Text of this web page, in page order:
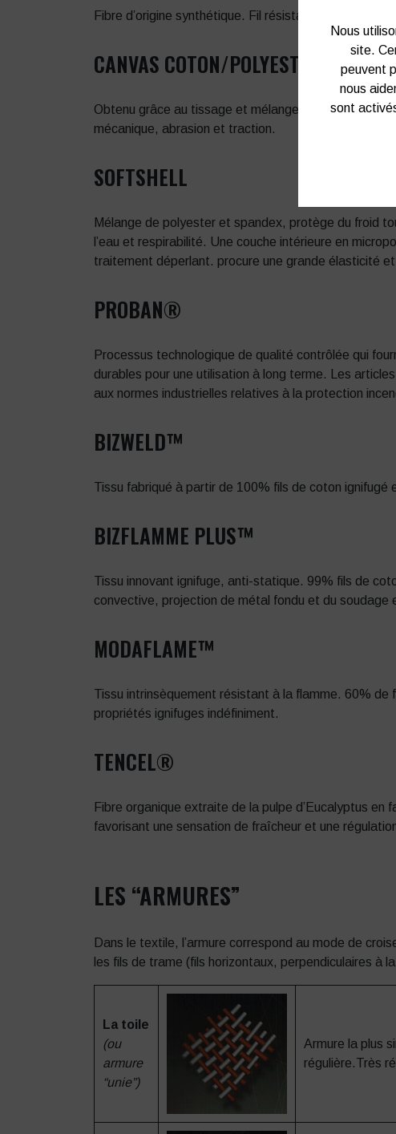
Fibre d’origine synthétique. Fil résistant, souple,
CANVAS COTON/POLYESTER
Obtenu grâce au tissage et mélange de coton et
mécanique, abrasion et traction.
SOFTSHELL
Mélange de polyester et spandex, protège du froid
l’eau et respirabilité. Une couche intérieure en
traitement déperlant. procure une grande élasticité
PROBAN®
Processus technologique de qualité contrôlée qui
durables pour une utilisation à long terme. Les
aux normes industrielles relatives à la protection
BIZWELD™
Tissu fabriqué à partir de 100% fils de coton
BIZFLAMME PLUS™
Tissu innovant ignifuge, anti-statique. 99% fils de
convective, projection de métal fondu et du
MODAFLAME™
Tissu intrinsèquement résistant à la flamme. 60%
propriétés ignifuges indéfiniment.
TENCEL®
Fibre organique extraite de la pulpe d’Eucalyptus
favorisant une sensation de fraîcheur et une
LES “ARMURES”
Dans le textile, l’armure correspond au mode de
les fils de trame (fils horizontaux, perpendiculaires à
La toile
(ou
armure
“unie”)
Armure la plus
régulière.Très
Nous
site.
peuvent
nous
sont